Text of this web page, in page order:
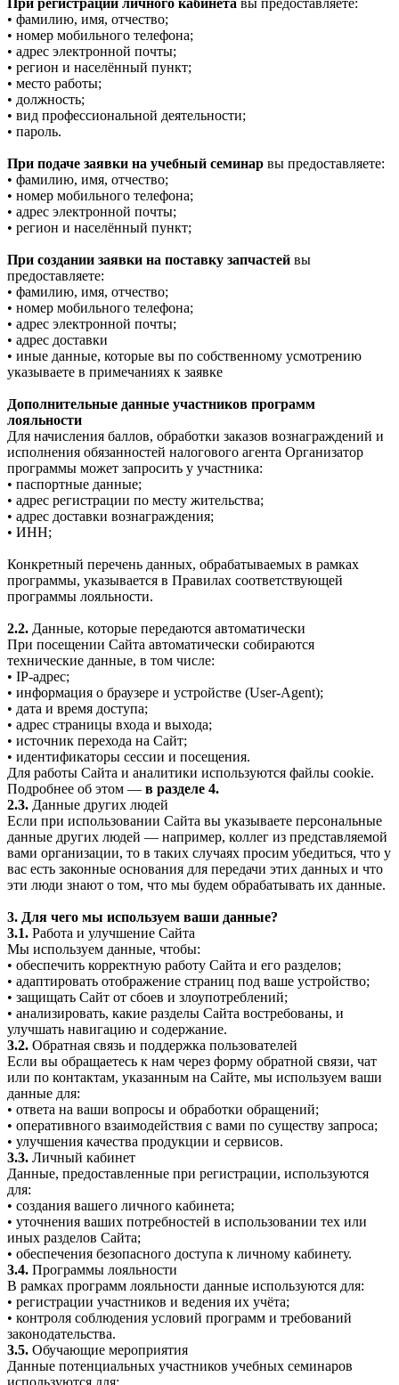
При регистрации личного кабинета вы предоставляете:
• фамилию, имя, отчество;
• номер мобильного телефона;
• адрес электронной почты;
• регион и населённый пункт;
• место работы;
• должность;
• вид профессиональной деятельности;
• пароль.
При подаче заявки на учебный семинар вы предоставляете:
• фамилию, имя, отчество;
• номер мобильного телефона;
• адрес электронной почты;
• регион и населённый пункт;
При создании заявки на поставку запчастей вы
предоставляете:
• фамилию, имя, отчество;
• номер мобильного телефона;
• адрес электронной почты;
• адрес доставки
• иные данные, которые вы по собственному усмотрению
указываете в примечаниях к заявке
Дополнительные данные участников программ
лояльности
Для начисления баллов, обработки заказов вознаграждений и
исполнения обязанностей налогового агента Организатор
программы может запросить у участника:
• паспортные данные;
• адрес регистрации по месту жительства;
• адрес доставки вознаграждения;
• ИНН;
Конкретный перечень данных, обрабатываемых в рамках
программы, указывается в Правилах соответствующей
программы лояльности.
2.2. Данные, которые передаются автоматически
При посещении Сайта автоматически собираются
технические данные, в том числе:
• IP-адрес;
• информация о браузере и устройстве (User-Agent);
• дата и время доступа;
• адрес страницы входа и выхода;
• источник перехода на Сайт;
• идентификаторы сессии и посещения.
Для работы Сайта и аналитики используются файлы cookie.
Подробнее об этом — в разделе 4.
2.3. Данные других людей
Если при использовании Сайта вы указываете персональные
данные других людей — например, коллег из представляемой
вами организации, то в таких случаях просим убедиться, что у
вас есть законные основания для передачи этих данных и что
эти люди знают о том, что мы будем обрабатывать их данные.
3. Для чего мы используем ваши данные?
3.1. Работа и улучшение Сайта
Мы используем данные, чтобы:
• обеспечить корректную работу Сайта и его разделов;
• адаптировать отображение страниц под ваше устройство;
• защищать Сайт от сбоев и злоупотреблений;
• анализировать, какие разделы Сайта востребованы, и
улучшать навигацию и содержание.
3.2. Обратная связь и поддержка пользователей
Если вы обращаетесь к нам через форму обратной связи, чат
или по контактам, указанным на Сайте, мы используем ваши
данные для:
• ответа на ваши вопросы и обработки обращений;
• оперативного взаимодействия с вами по существу запроса;
• улучшения качества продукции и сервисов.
3.3. Личный кабинет
Данные, предоставленные при регистрации, используются
для:
• создания вашего личного кабинета;
• уточнения ваших потребностей в использовании тех или
иных разделов Сайта;
• обеспечения безопасного доступа к личному кабинету.
3.4. Программы лояльности
В рамках программ лояльности данные используются для:
• регистрации участников и ведения их учёта;
• контроля соблюдения условий программ и требований
законодательства.
3.5. Обучающие мероприятия
Данные потенциальных участников учебных семинаров
используются для: